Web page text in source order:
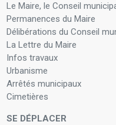
Le Maire, le Conseil
Permanences du Maire
Délibérations du Conseil
La Lettre du Maire
Infos travaux
Urbanisme
Arrêtés municipaux
Cimetières
SE DÉPLACER